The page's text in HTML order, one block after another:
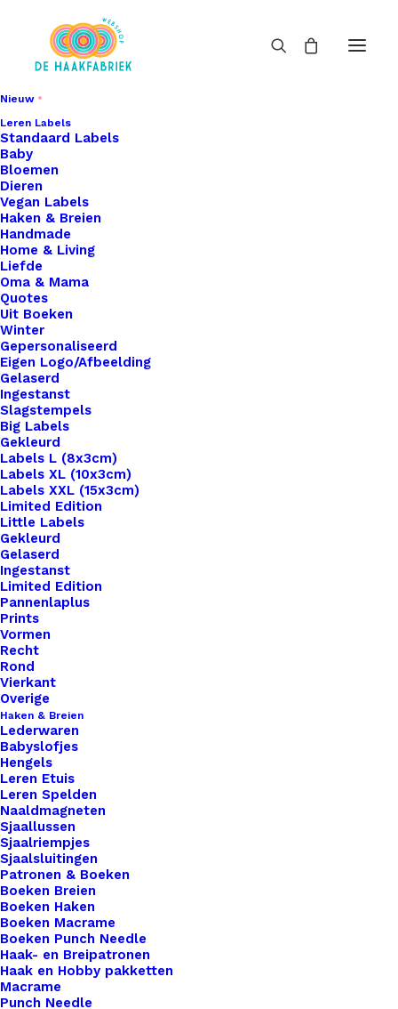
Nieuw
Leren Labels
Standaard Labels
Baby
Bloemen
Dieren
Vegan Labels
Haken & Breien
Handmade
Home & Living
Liefde
Oma & Mama
Quotes
Uit Boeken
Winter
Gepersonaliseerd
Eigen Logo/Afbeelding
Gelaserd
Ingestanst
Slagstempels
Big Labels
Gekleurd
Labels L (8x3cm)
Labels XL (10x3cm)
Labels XXL (15x3cm)
Limited Edition
Little Labels
Gekleurd
Gelaserd
Ingestanst
Limited Edition
Pannenlaplus
Prints
Vormen
Recht
Rond
Vierkant
Overige
Haken & Breien
Lederwaren
Babyslofjes
Hengels
Leren Etuis
Leren Spelden
Naaldmagneten
Sjaallussen
Sjaalriempjes
Sjaalsluitingen
Patronen & Boeken
Boeken Breien
Boeken Haken
Boeken Macrame
Boeken Punch Needle
Haak- en Breipatronen
Haak en Hobby pakketten
Macrame
Punch Needle
Home
Haken & Breien
Chiaogoo Twist Red Kabels 35cm Large
Chiaogoo Twist Red
Kabels 35cm Large
€
De ChiaoGoo TWIST kabels zijn meerdradige
stalen kabels, bedekt met rood nylon waar garen
soepel overheen glijdt. Aan beide uiteinden van
deze kabels bevinden zich gaatjes voor het
insteken van een T-vormige sleutel, die helpt bij
het vastzetten van de punt of kabelverbinding. De
75cm kabel is verkrijgbaar in de maten MINI,
Small en Large. Alle TWIST & SPIN punten, kabels
en accessoires zijn uitwisselbaar!. De
meesteChiaoGoo TWIST & SPIN artikelenhebben
de code [S] voor de kleine schroefmaat en code
[L] voor de grote schroefmaat. Artikelen met de
codes [S] zijn uitwisselbaar met andere artikelen
met code [S] en punten in de maten 2.75 –